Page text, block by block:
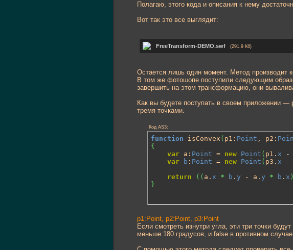
Полагаю, этого кода и описания к нему
Вот так это все выглядит:
FreeTransform-DEMO.swf (291.9 Кб)
Остается лишь один момент. Метод производит
В том же фотошопе поступили следующим
завершить на этом трансформацию, они
Как вы будете поступать в своем приложении —
тремя точками.
Код AS3:
function isConvex ( p1: Point , p2:
{
var a: Point = new Point ( p1. x -
var
b : Point = new Point ( p3. x -
return
( ( a. x * b . y - a. y * b . x )
}
p1:Point, p2:Point, p3:Point
Если смотреть изнутри угла, эти три точки
меньше 180 градусов, и false в противном